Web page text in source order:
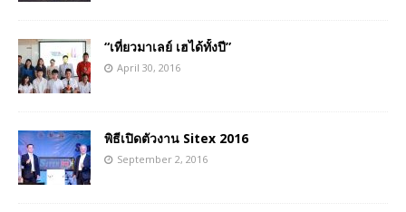
“เที่ยวมาเลย์ เฮได้ทั้งปี”
April 30, 2016
พิธีเปิดตัวงาน Sitex 2016
September 2, 2016